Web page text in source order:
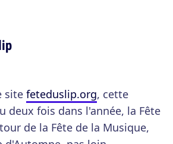
site feteduslip.org, cette
deux fois dans l'année, la Fête
de la Fête de la Musique,